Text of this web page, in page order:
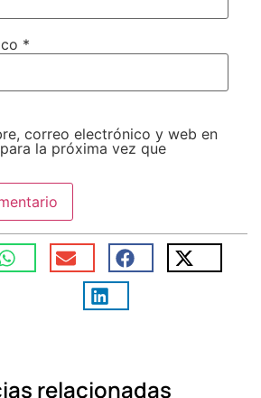
*
correo electrónico y web en
la próxima vez que
relacionadas